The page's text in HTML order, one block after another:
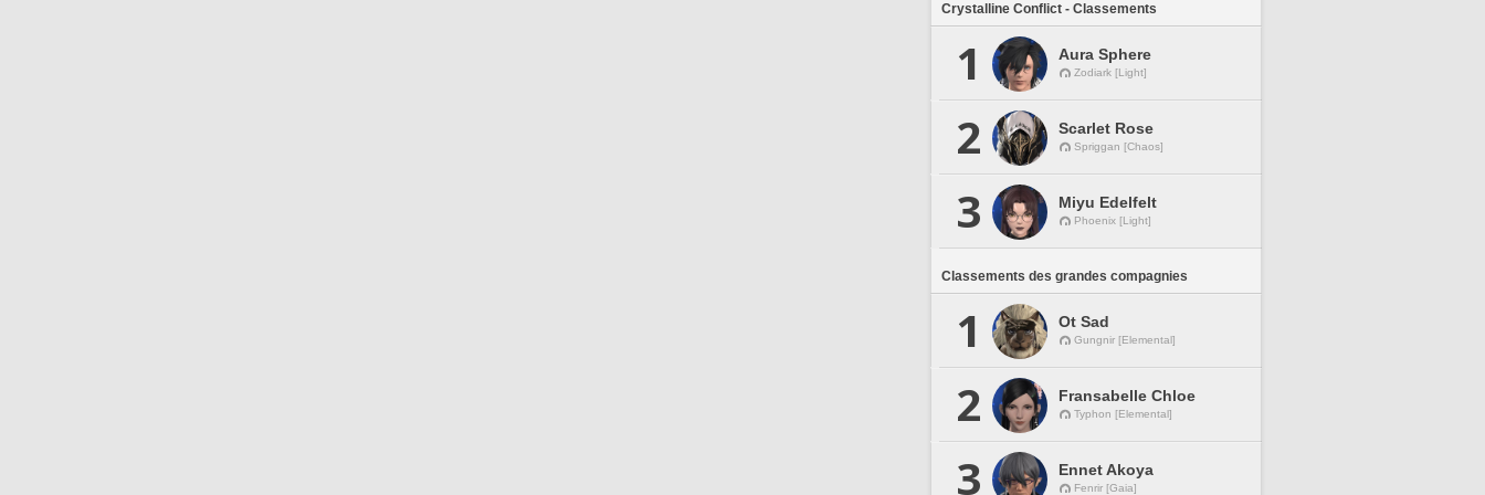
Crystalline Conflict - Classements
1 Aura Sphere
Zodiark [Light]
2 Scarlet Rose
Spriggan [Chaos]
3 Miyu Edelfelt
Phoenix [Light]
Classements des grandes compagnies
1 Ot Sad
Gungnir [Elemental]
2 Fransabelle Chloe
Typhon [Elemental]
3 Ennet Akoya
Fenrir [Gaia]